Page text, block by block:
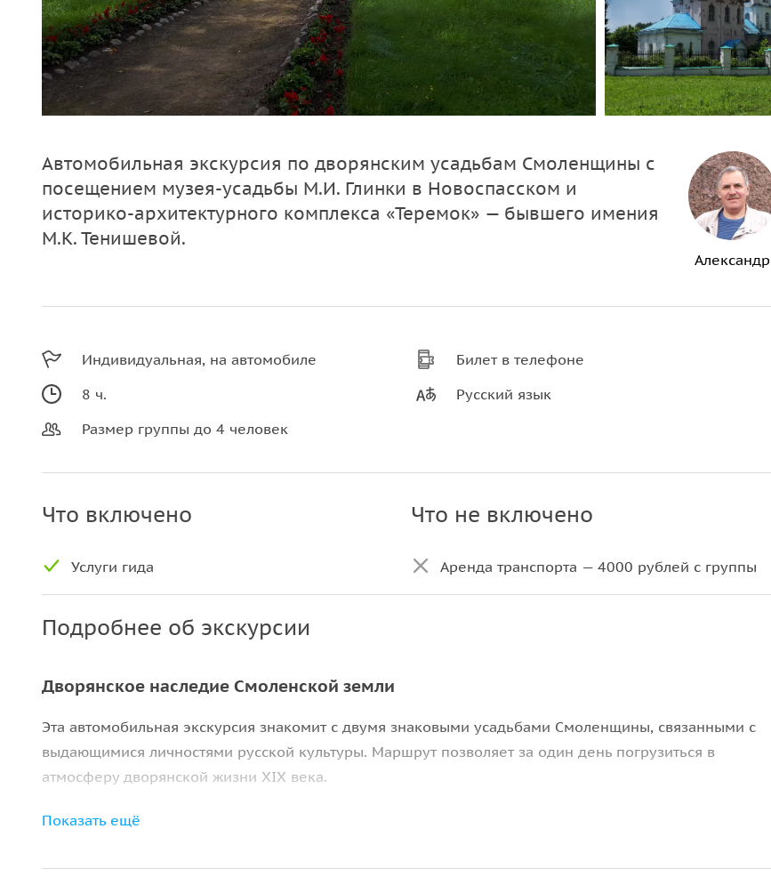
Автомобильная экскурсия по дворянским усадьбам Смоленщины с
посещением музея-усадьбы М.И. Глинки в Новоспасском и
историко-архитектурного комплекса «Теремок» — бывшего имения
М.К. Тенишевой.
Александр
Индивидуальная, на автомобиле
8 ч.
Размер группы до 4 человек
Билет в телефоне
Русский язык
Что включено
Услуги гида
Что не включено
Аренда транспорта — 4000 рублей с группы
Подробнее об экскурсии
Дворянское наследие Смоленской земли
Эта автомобильная экскурсия знакомит с двумя знаковыми усадьбами Смоленщины, связанными с
выдающимися личностями русской культуры. Маршрут позволяет за один день погрузиться в
атмосферу дворянской жизни XIX века.
Усадьба Михаила Глинки
Мы посетим родовое имение великого русского композитораМ.И. ГлинкивНовоспасском. Вы
Показать ещё